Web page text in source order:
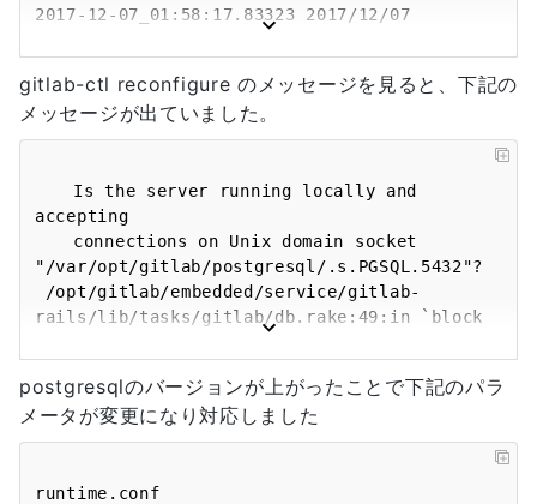
2017-12-07_01:58:17.83323 2017/12/07
connect: no such file or directory
2017-12-07_01:58:20.40609 2017/12/07
10:58:20 redis: dialing "unix",
$ sudo ls -l
/var/opt/gitlab/redis/redis.socket
srwxrwxrwx 1 gitlab-redis gitlab-redis 0 12
月  7 11:02 2017
gitlab-ctl reconfigure のメッセージを見ると、下記の
メッセージが出ていました。
accepting
"/var/opt/gitlab/postgresql/.s.PGSQL.5432"?
rails/lib/tasks/gitlab/db.rake:49:in `block
`load'
/opt/gitlab/embedded/bin/bundle:23:in
`<main>'
(See full trace by running task with --
postgresqlのバージョンが上がったことで下記のパラ
メータが変更になり対応しました
runtime.conf